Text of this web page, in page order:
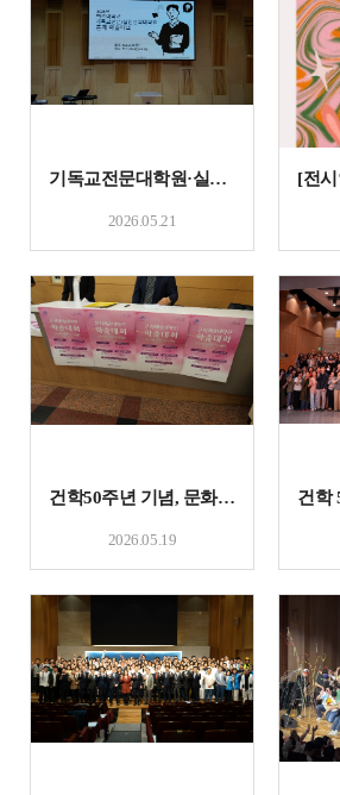
기독교전문대학원·실천신학대학원 ‘학술대회'
2026.05.21
건학50주년 기념, 문화예술대학원 학술대회
2026.05.19